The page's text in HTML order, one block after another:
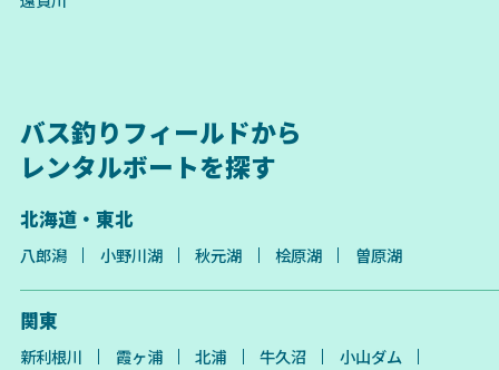
バス釣りフィールドから
レンタルボートを探す
北海道・東北
八郎潟 小野川湖 秋元湖 桧原湖 曽原湖
関東
新利根川 霞ヶ浦 北浦 牛久沼
小山ダム